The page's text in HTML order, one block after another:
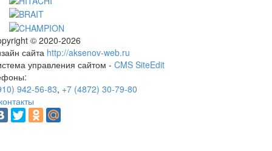
© 2020-2026
сайта http://aksenov-web.ru
управления сайтом - CMS SiteEdit
942-56-83, +7 (4872) 30-79-80